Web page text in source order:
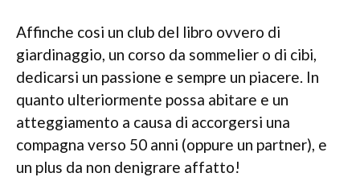
Affinche cosi un club del libro ovvero di
giardinaggio, un corso da sommelier o di cibi,
dedicarsi un passione e sempre un piacere. In
quanto ulteriormente possa abitare e un
atteggiamento a causa di accorgersi una
compagna verso 50 anni (oppure un partner), e
un plus da non denigrare affatto!